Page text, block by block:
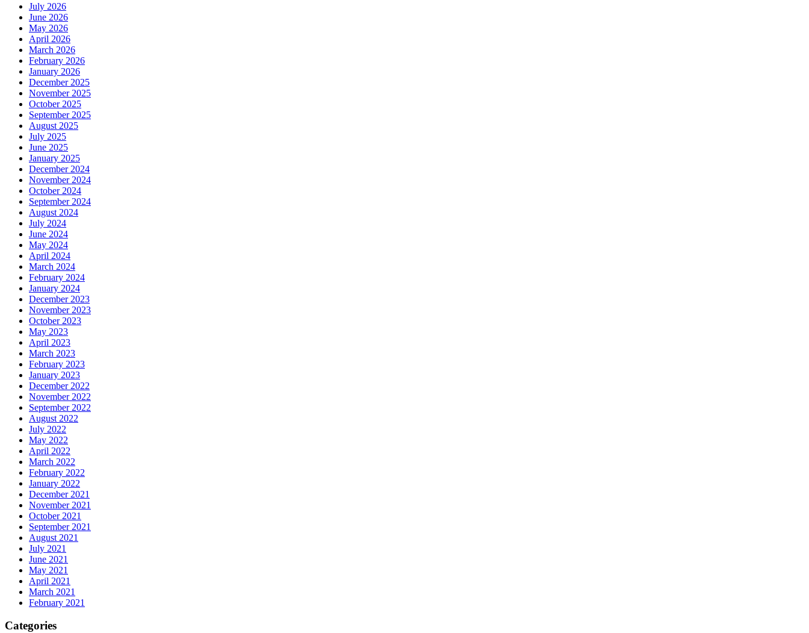
July 2026
June 2026
May 2026
April 2026
March 2026
February 2026
January 2026
December 2025
November 2025
October 2025
September 2025
August 2025
July 2025
June 2025
January 2025
December 2024
November 2024
October 2024
September 2024
August 2024
July 2024
June 2024
May 2024
April 2024
March 2024
February 2024
January 2024
December 2023
November 2023
October 2023
May 2023
April 2023
March 2023
February 2023
January 2023
December 2022
November 2022
September 2022
August 2022
July 2022
May 2022
April 2022
March 2022
February 2022
January 2022
December 2021
November 2021
October 2021
September 2021
August 2021
July 2021
June 2021
May 2021
April 2021
March 2021
February 2021
Categories